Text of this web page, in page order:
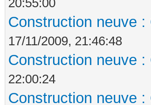
Construction neuve
17/11/2009, 21:46:48
Construction neuve
22:00:24
Construction neuve